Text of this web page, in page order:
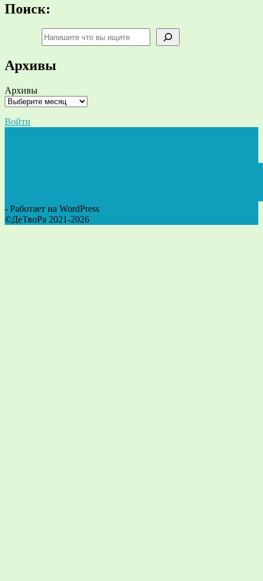
Поиск:
Архивы
Архивы
Войти
- Работает на WordPress
©ДеТвоРа 2021-2026